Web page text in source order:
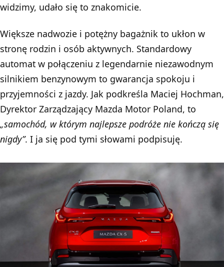
widzimy, udało się to znakomicie.
Większe nadwozie i potężny bagażnik to ukłon w
stronę rodzin i osób aktywnych. Standardowy
automat w połączeniu z legendarnie niezawodnym
silnikiem benzynowym to gwarancja spokoju i
przyjemności z jazdy. Jak podkreśla Maciej Hochman,
Dyrektor Zarządzający Mazda Motor Poland, to
„samochód, w którym najlepsze podróże nie kończą się
nigdy”. I ja się pod tymi słowami podpisuję.